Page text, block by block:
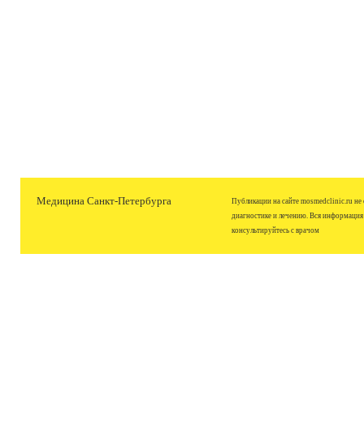
Медицина Санкт-Петербурга
Публикации на сайте mosmedclinic.ru не
диагностике и лечению. Вся
консультируйтесь с врачом